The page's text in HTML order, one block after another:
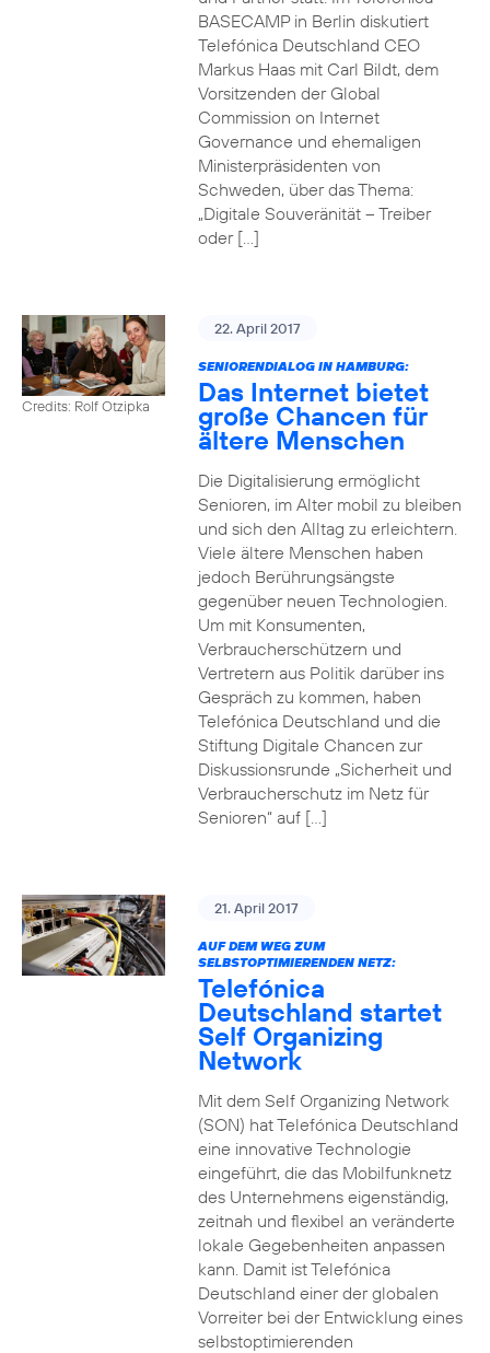
BASECAMP in Berlin diskutiert
Telefónica Deutschland CEO
Markus Haas mit Carl Bildt, dem
Vorsitzenden der Global
Commission on Internet
Governance und ehemaligen
Ministerpräsidenten von
Schweden, über das Thema:
„Digitale Souveränität – Treiber
oder […]
Credits: Rolf Otzipka
22. April 2017
SENIORENDIALOG IN HAMBURG:
Das Internet bietet
große Chancen für
ältere Menschen
Die Digitalisierung ermöglicht
Senioren, im Alter mobil zu bleiben
und sich den Alltag zu erleichtern.
Viele ältere Menschen haben
jedoch Berührungsängste
gegenüber neuen Technologien.
Um mit Konsumenten,
Verbraucherschützern und
Vertretern aus Politik darüber ins
Gespräch zu kommen, haben
Telefónica Deutschland und die
Stiftung Digitale Chancen zur
Diskussionsrunde „Sicherheit und
Verbraucherschutz im Netz für
Senioren“ auf […]
21. April 2017
AUF DEM WEG ZUM
SELBSTOPTIMIERENDEN NETZ:
Telefónica
Deutschland startet
Self Organizing
Network
Mit dem Self Organizing Network
(SON) hat Telefónica Deutschland
eine innovative Technologie
eingeführt, die das Mobilfunknetz
des Unternehmens eigenständig,
zeitnah und flexibel an veränderte
lokale Gegebenheiten anpassen
kann. Damit ist Telefónica
Deutschland einer der globalen
Vorreiter bei der Entwicklung eines
selbstoptimierenden